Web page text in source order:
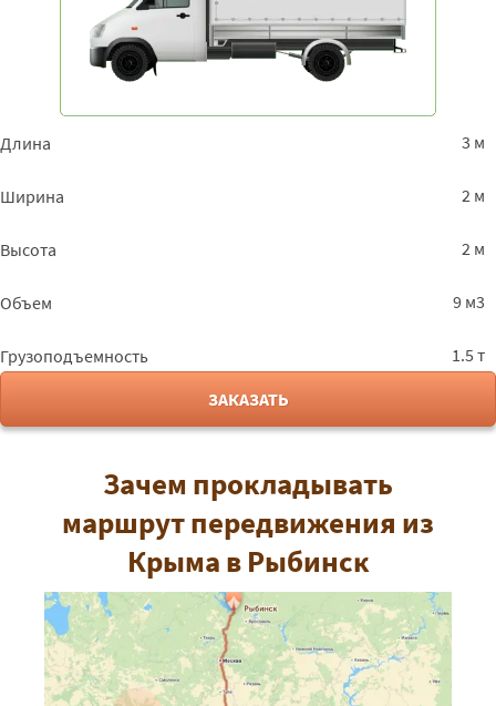
Длина 3 м
Ширина 2 м
Высота 2 м
Объем 9 м3
Грузоподъемность
1.5 т
ЗАКАЗАТЬ
Зачем прокладывать
маршрут передвижения из
Крыма в Рыбинск